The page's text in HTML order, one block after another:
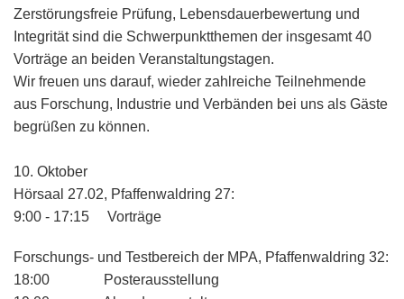
Zerstörungsfreie Prüfung, Lebensdauerbewertung und
Integritätsind die Schwerpunktthemen der insgesamt 40
Vorträge an beiden Veranstaltungstagen.
Wir freuen uns darauf, wieder zahlreiche Teilnehmende
aus Forschung, Industrie und Verbänden bei uns als Gäste
begrüßen zu können.
10. Oktober
Hörsaal 27.02, Pfaffenwaldring 27:
9:00 - 17:15 Vorträge
Forschungs- und Testbereich der MPA, Pfaffenwaldring 32:
18:00 Posterausstellung